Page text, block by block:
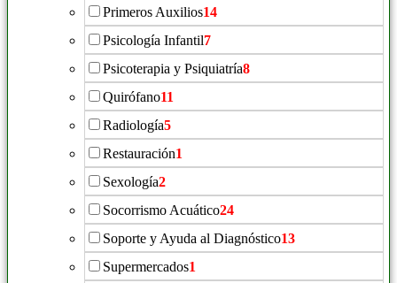
Primeros Auxilios14
Psicología Infantil7
Psicoterapia y Psiquiatría8
Quirófano11
Radiología5
Restauración1
Sexología2
Socorrismo Acuático24
Soporte y Ayuda al Diagnóstico13
Supermercados1